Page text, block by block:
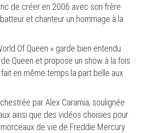
de créer en 2006 avec son frère
et chanteur un hommage à la
Of Queen » garde bien entendu
Queen et propose un show à la fois
en même temps la part belle aux
par Alex Caramia, soulignée
ainsi que des vidéos choisies pour
de vie de Freddie Mercury